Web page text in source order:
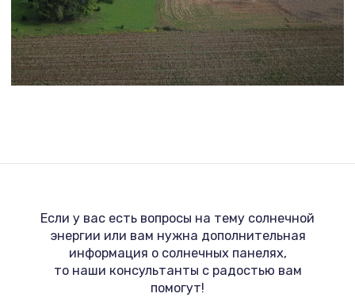
Если у вас есть вопросы на тему солнечной
энергии или вам нужна дополнительная
информация о солнечных панелях,
то наши консультанты с радостью вам
помогут!